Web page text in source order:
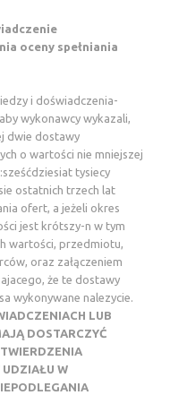
oceny spełniania
i doświadczenia-
wykonawcy wykazali,
dwie dostawy
o wartości nie mniejszej
tysiecy
ostatnich trzech lat
ofert, a jeżeli okres
jest krótszy-n w tym
wartości, przedmiotu,
oraz załączeniem
że te dostawy
wykonywane nalezycie.
LUB
DOSTARCZYĆ
UDZIAŁU W